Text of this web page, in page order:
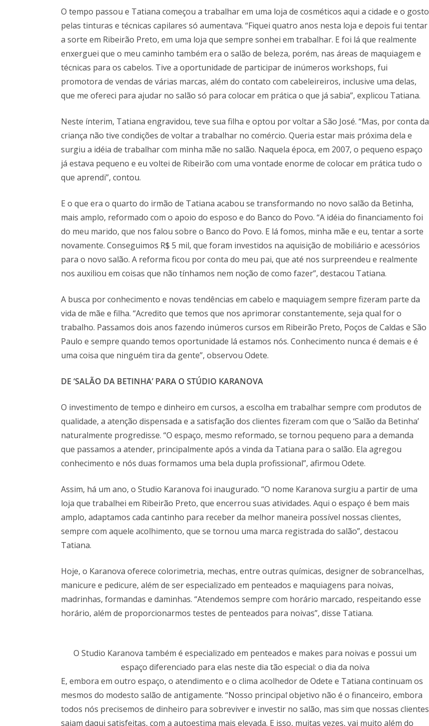
O tempo passou e Tatiana começou a trabalhar em uma loja de cosméticos aqui a cidade e o gosto
pelas tinturas e técnicas capilares só aumentava. “Fiquei quatro anos nesta loja e depois fui tentar
a sorte em Ribeirão Preto, em uma loja que sempre sonhei em trabalhar. E foi lá que realmente
enxerguei que o meu caminho também era o salão de beleza, porém, nas áreas de maquiagem e
técnicas para os cabelos. Tive a oportunidade de participar de inúmeros workshops, fui
promotora de vendas de várias marcas, além do contato com cabeleireiros, inclusive uma delas,
que me ofereci para ajudar no salão só para colocar em prática o que já sabia”, explicou Tatiana.
Neste ínterim, Tatiana engravidou, teve sua filha e optou por voltar a São José. “Mas, por conta da
criança não tive condições de voltar a trabalhar no comércio. Queria estar mais próxima dela e
surgiu a idéia de trabalhar com minha mãe no salão. Naquela época, em 2007, o pequeno espaço
já estava pequeno e eu voltei de Ribeirão com uma vontade enorme de colocar em prática tudo o
que aprendi”, contou.
E o que era o quarto do irmão de Tatiana acabou se transformando no novo salão da Betinha,
mais amplo, reformado com o apoio do esposo e do Banco do Povo. “A idéia do financiamento foi
do meu marido, que nos falou sobre o Banco do Povo. E lá fomos, minha mãe e eu, tentar a sorte
novamente. Conseguimos R$ 5 mil, que foram investidos na aquisição de mobiliário e acessórios
para o novo salão. A reforma ficou por conta do meu pai, que até nos surpreendeu e realmente
nos auxiliou em coisas que não tínhamos nem noção de como fazer”, destacou Tatiana.
A busca por conhecimento e novas tendências em cabelo e maquiagem sempre fizeram parte da
vida de mãe e filha. “Acredito que temos que nos aprimorar constantemente, seja qual for o
trabalho. Passamos dois anos fazendo inúmeros cursos em Ribeirão Preto, Poços de Caldas e São
Paulo e sempre quando temos oportunidade lá estamos nós. Conhecimento nunca é demais e é
uma coisa que ninguém tira da gente”, observou Odete.
DE ‘SALÃO DA BETINHA’ PARA O STÚDIO KARANOVA
O investimento de tempo e dinheiro em cursos, a escolha em trabalhar sempre com produtos de
qualidade, a atenção dispensada e a satisfação dos clientes fizeram com que o ‘Salão da Betinha’
naturalmente progredisse. “O espaço, mesmo reformado, se tornou pequeno para a demanda
que passamos a atender, principalmente após a vinda da Tatiana para o salão. Ela agregou
conhecimento e nós duas formamos uma bela dupla profissional”, afirmou Odete.
Assim, há um ano, o Studio Karanova foi inaugurado. “O nome Karanova surgiu a partir de uma
loja que trabalhei em Ribeirão Preto, que encerrou suas atividades. Aqui o espaço é bem mais
amplo, adaptamos cada cantinho para receber da melhor maneira possível nossas clientes,
sempre com aquele acolhimento, que se tornou uma marca registrada do salão”, destacou
Tatiana.
Hoje, o Karanova oferece colorimetria, mechas, entre outras químicas, designer de sobrancelhas,
manicure e pedicure, além de ser especializado em penteados e maquiagens para noivas,
madrinhas, formandas e daminhas. “Atendemos sempre com horário marcado, respeitando esse
horário, além de proporcionarmos testes de penteados para noivas”, disse Tatiana.
O Studio Karanova também é especializado em penteados e makes para noivas e possui um
espaço diferenciado para elas neste dia tão especial: o dia da noiva
E, embora em outro espaço, o atendimento e o clima acolhedor de Odete e Tatiana continuam os
mesmos do modesto salão de antigamente. “Nosso principal objetivo não é o financeiro, embora
todos nós precisemos de dinheiro para sobreviver e investir no salão, mas sim que nossas clientes
saiam daqui satisfeitas, com a autoestima mais elevada. E isso, muitas vezes, vai muito além do